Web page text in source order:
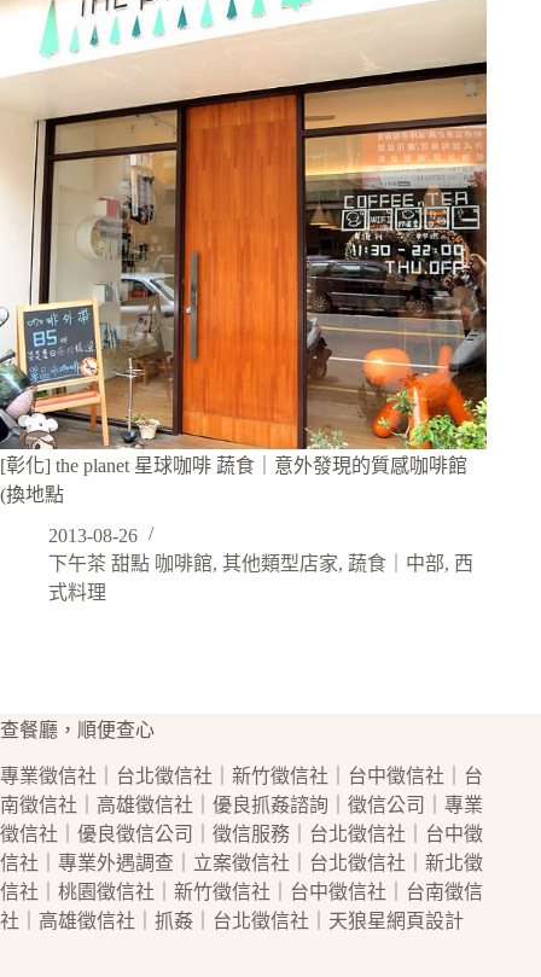
[彰化] the planet 星球咖啡 蔬食｜意外發現的質感咖啡館
(換地點
2013-08-26
下午茶 甜點 咖啡館, 其他類型店家, 蔬食｜中部, 西
式料理
查餐廳，順便查心
專業徵信社 台北徵信社 新竹徵信社 台中徵信社
台
南徵信社
高雄徵信社 ｜優良抓姦諮詢｜ 徵信公司
｜專業
徵信社 ｜優良徵信公司 徵信服務｜ 台北徵信社
台中徵
信社 ｜專業外遇調查｜立案徵信社 台北徵信社
新北徵
信社
桃園徵信社 新竹徵信社 台中徵信社
台南徵信
社
高雄徵信社 抓姦 台北徵信社 ｜天狼星網頁設計